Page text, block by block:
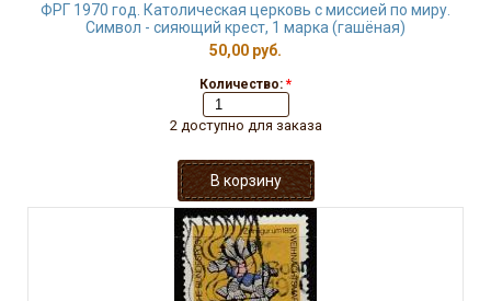
ФРГ 1970 год. Католическая церковь с миссией по миру.
Символ - сияющий крест, 1 марка (гашёная)
50,00 руб.
Количество: *
2 доступно для заказа